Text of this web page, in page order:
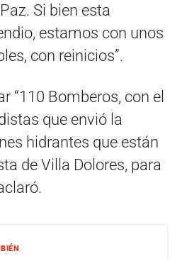
Si bien esta
estamos con unos
con reinicios”.
“110 Bomberos, con el
que envió la
hidrantes que están
de Villa Dolores, para